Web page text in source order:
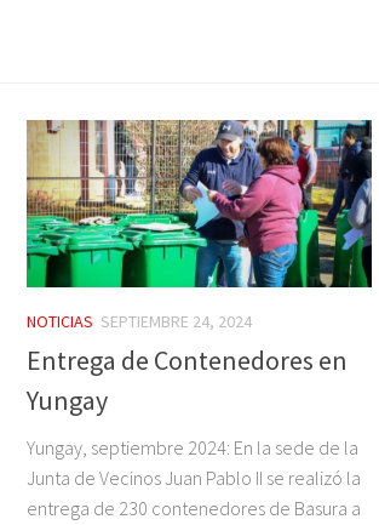
NOTICIAS SEPTIEMBRE 24, 2024
Entrega de Contenedores en
Yungay
Yungay, septiembre 2024: En la sede de la
Junta de Vecinos Juan Pablo II se realizó la
entrega de 230 contenedores de Basura a